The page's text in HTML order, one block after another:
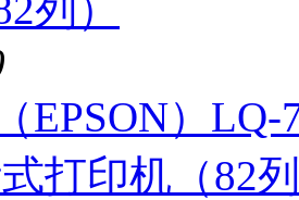
EPSON）
打印机（82